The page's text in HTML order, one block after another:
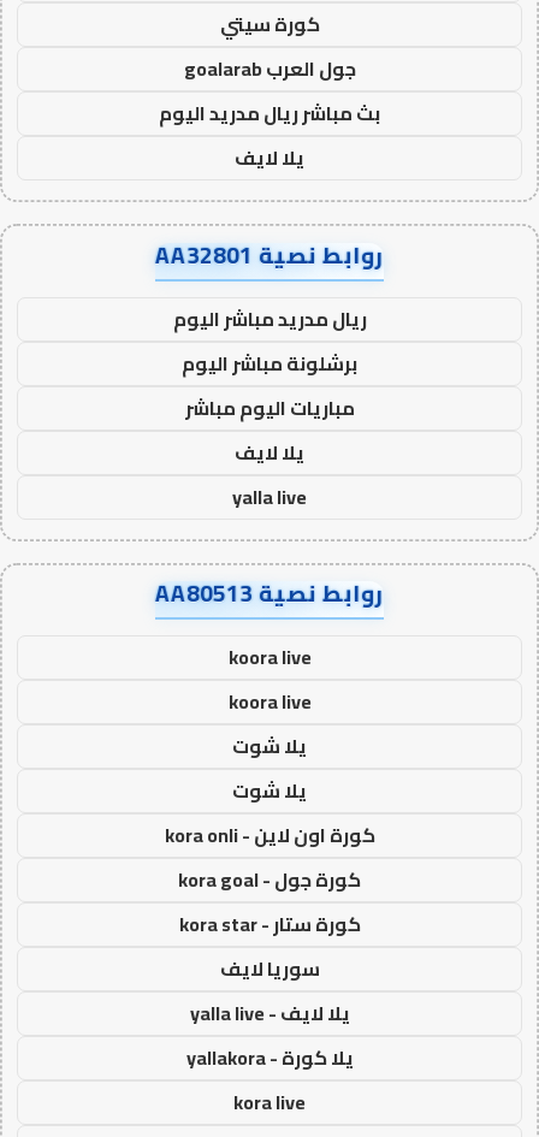
كورة سيتي
جول العرب goalarab
بث مباشر ريال مدريد اليوم
يلا لايف
روابط نصية AA32801
ريال مدريد مباشر اليوم
برشلونة مباشر اليوم
مباريات اليوم مباشر
يلا لايف
yalla live
روابط نصية AA80513
koora live
koora live
يلا شوت
يلا شوت
كورة اون لاين - kora onli
كورة جول - kora goal
كورة ستار - kora star
سوريا لايف
يلا لايف - yalla live
يلا كورة - yallakora
kora live